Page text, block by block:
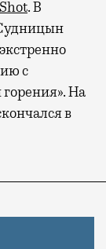
Shot. В
с
На
в